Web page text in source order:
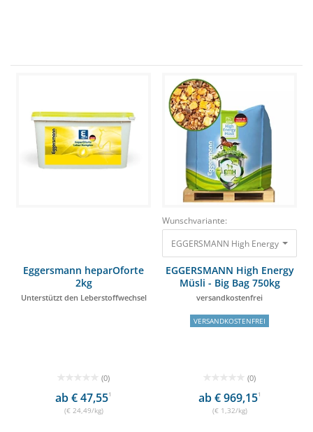
Eggersmann heparOforte
2kg
Unterstützt den Leberstoffwechsel
(0)
ab € 47,551
(€ 24,49/kg)
Wunschvariante:
EGGERSMANN High Energy Müsli
EGGERSMANN High Energy
Müsli - Big Bag 750kg
versandkostenfrei
VERSANDKOSTENFREI
(0)
ab € 969,151
(€ 1,32/kg)